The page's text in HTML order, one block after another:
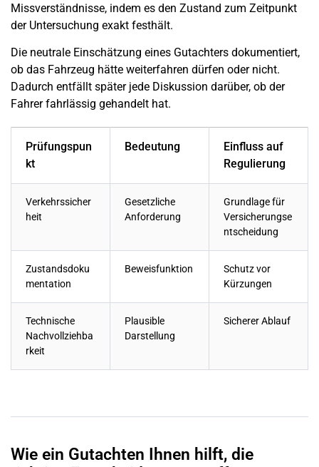
Missverständnisse, indem es den Zustand zum Zeitpunkt
der Untersuchung exakt festhält.
Die neutrale Einschätzung eines Gutachters dokumentiert,
ob das Fahrzeug hätte weiterfahren dürfen oder nicht.
Dadurch entfällt später jede Diskussion darüber, ob der
Fahrer fahrlässig gehandelt hat.
Prüfungspun
kt
Bedeutung
Einfluss auf
Regulierung
Verkehrssicher
heit
Gesetzliche
Anforderung
Grundlage für
Versicherungse
ntscheidung
Zustandsdoku
mentation
Beweisfunktion
Schutz vor
Kürzungen
Technische
Nachvollziehba
rkeit
Plausible
Darstellung
Sicherer Ablauf
Wie ein Gutachten Ihnen hilft, die